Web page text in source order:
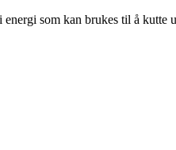
som kan brukes til å